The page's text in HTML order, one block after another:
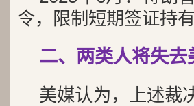
令，限制短期签证持
二、两类人将失去
美媒认为，上述裁